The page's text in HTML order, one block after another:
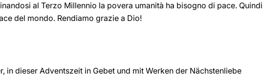
al Terzo Millennio la povera umanità ha bisogno di pace. Quindi
del mondo. Rendiamo grazie a Dio!
in dieser Adventszeit in Gebet und mit Werken der Nächstenliebe